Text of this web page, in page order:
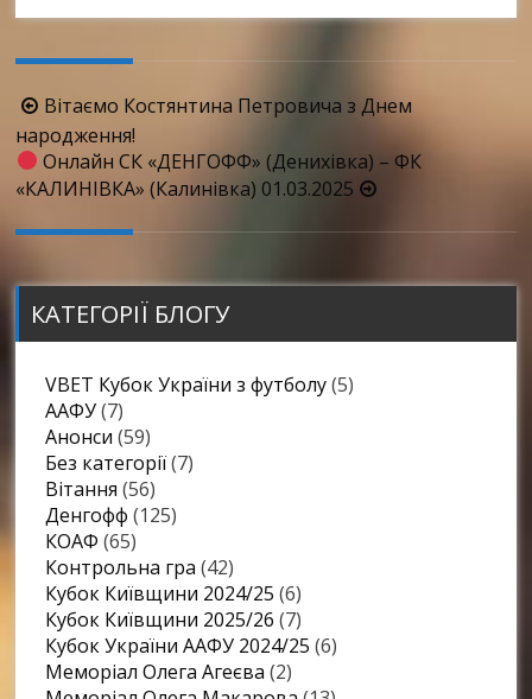
Навігація
по
запису
Вітаємо Костянтина Петровича з Днем
народження!
Онлайн СК «ДЕНГОФФ» (Денихівка) – ФК
«КАЛИНІВКА» (Калинівка) 01.03.2025
КАТЕГОРІЇ БЛОГУ
VBET Кубок України з футболу(5)
ААФУ(7)
Анонси (59)
Без категорії(7)
Вітання (56)
Денгофф (125)
КОАФ (65)
Контрольна гра (42)
Кубок Київщини 2024/25 (6)
Кубок Київщини 2025/26 (7)
Кубок України ААФУ 2024/25 (6)
Меморіал Олега Агеєва (2)